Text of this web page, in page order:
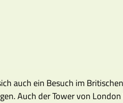
auch ein Besuch im
Auch der Tower von